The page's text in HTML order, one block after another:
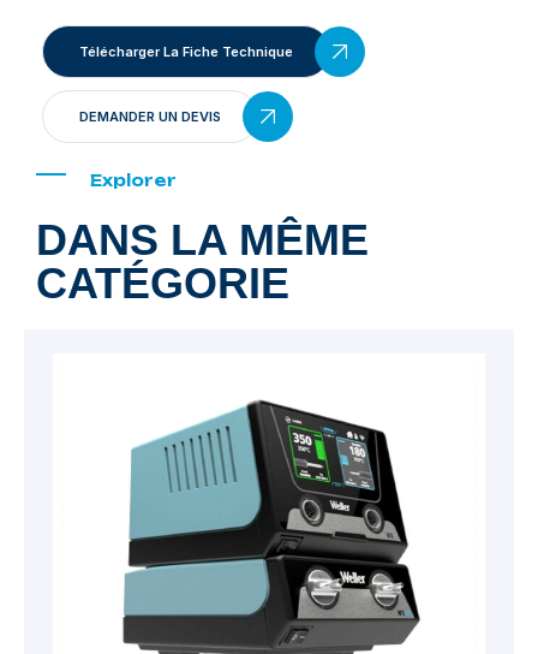
Télécharger La Fiche Technique
DEMANDER UN DEVIS
Explorer
DANS LA MÊME
CATÉGORIE